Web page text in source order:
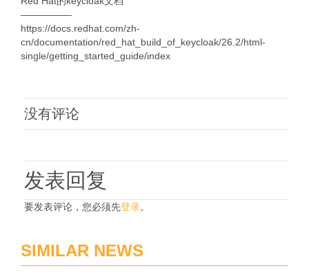
—————-
https://docs.redhat.com/zh-
cn/documentation/red_hat_build_of_keycloak/26.2/html-
single/getting_started_guide/index
没有评论
发表回复
要发表评论，您必须先登录。
SIMILAR NEWS